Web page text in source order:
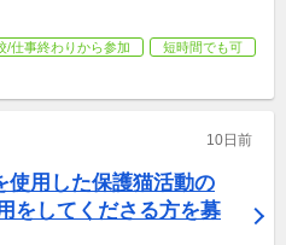
/仕事終わりから参加
短時間でも可
10日前
使用した保護猫活動の
をしてくださる方を募